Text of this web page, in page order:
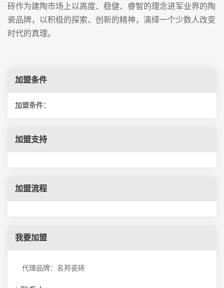
砖作为建陶市场上以高度、稳健、睿智的理念进军业界的陶
瓷品牌，以积极的探索、创新的精神，演绎一个少数人改变
时代的真理。
加盟条件
加盟条件：
加盟支持
加盟流程
我要加盟
代理品牌：名邦瓷砖